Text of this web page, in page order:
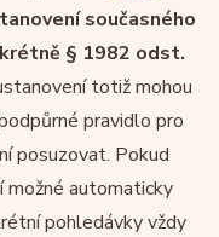
současného
§ 1982 odst.
totiž mohou
pravidlo pro
posuzovat. Pokud
možné automaticky
pohledávky vždy